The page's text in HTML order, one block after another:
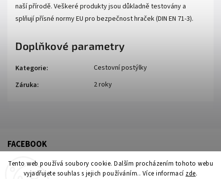
Tento web používá soubory cookie. Dalším procházením tohoto webu
vyjadřujete souhlas s jejich používáním.. Více informací zde.
naší přírodě. Veškeré produkty jsou důkladně testovány a
splňují přísné normy EU pro bezpečnost hraček (DIN EN 71-3).
Doplňkové parametry
Kategorie:
Cestovní postýlky
Záruka: 2 roky
FACEBOOK